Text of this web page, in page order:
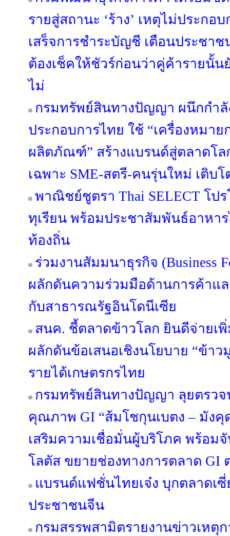
รายสู่สถานะ ‘ร้าง’ เหตุไม่ประกอ
เสร็จการชำระบัญชี เตือนประชา
ต้องเช็คให้ชัวร์ก่อนว่าคู่ค้ารายนั้น
ไม่
กรมทรัพย์สินทางปัญญา ผนึกกำลั
ประกอบการไทย ใช้ “เครื่องหมา
ผลิตภัณฑ์” สร้างแบรนด์สู่ตลาดโ
เฉพาะ SME-สตรี-คนรุ่นใหม่ เติบ
พาณิชย์ชูตรา Thai SELECT โป
ทุเรียน พร้อมประชาสัมพันธ์อาหา
ท้องถิ่น
ร่วมงานสัมมนาธุรกิจ (Business
ผลักดันความร่วมมือด้านการค้าแ
กับสาธารณรัฐอินโดนีเซีย
สนค. ชี้ตลาดข้าวโลก ยินดีจ่ายเ
ผลักดันข้อเสนอเชิงนโยบาย “ข้าว
รายได้เกษตรกรไทย
กรมทรัพย์สินทางปัญญา ลุยตรวจ
คุณภาพ GI “ส้มโชกุนเบตง – มังคุ
เสริมความเชื่อมั่นผู้บริโภค พร้อม
โลตัส ขยายช่องทางการตลาด GI
แบรนด์แฟชั่นไทยเจ๋ง บุกตลาดเ
ประชาชนจีน
กรมสรรพสามิตรายงานข่าวเหตุ